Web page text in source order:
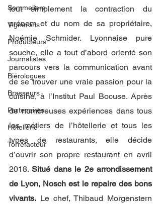
Sommeliers
Vignerons
Producteurs
Journalistes
Biérologues
Brasseurs
Partenaires
Hôtellerie
Torrefacteur
tout simplement la contraction du
prénom et du nom de sa propriétaire,
Noémie Schmider. Lyonnaise pure
souche, elle a tout d’abord orienté son
parcours vers la communication avant
de se trouver une vraie passion pour la
cuisine, à l’Institut Paul Bocuse. Après
de nombreuses expériences dans tous
les métiers de l’hôtellerie et tous les
types de restaurants, elle décide
d’ouvrir son propre restaurant en avril
2018. Situé dans le 2e arrondissement
de Lyon, Nosch est le repaire des bons
vivants. Le chef, Thibaud Morgenstern